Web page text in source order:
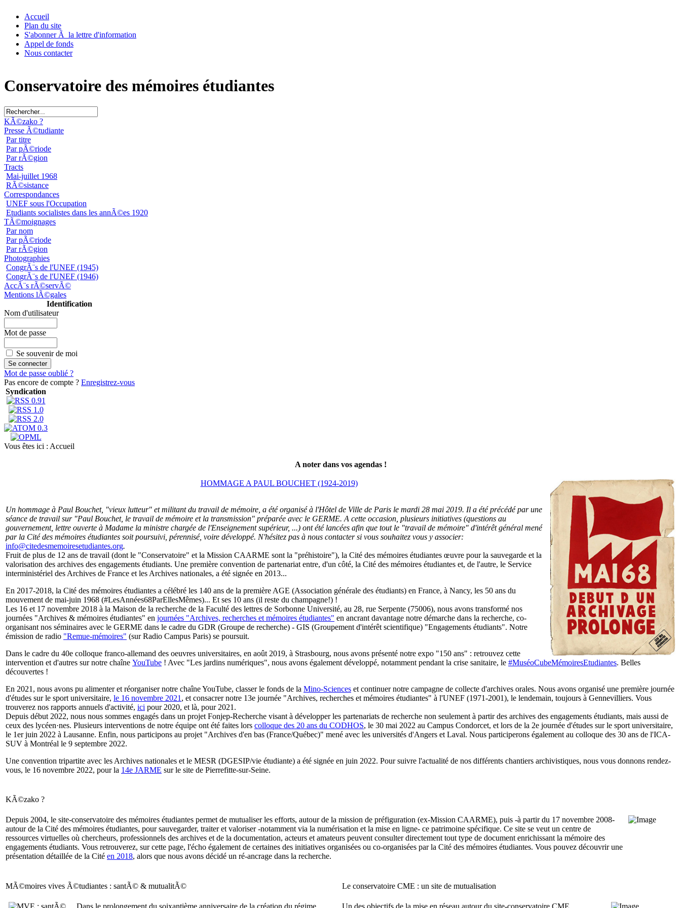
Accueil
Plan du site
S'abonner Ã la lettre d'information
Appel de fonds
Nous contacter
Conservatoire des mémoires étudiantes
KÃ©zako ?
Presse Ã©tudiante
Par titre
Par pÃ©riode
Par rÃ©gion
Tracts
Mai-juillet 1968
RÃ©sistance
Correspondances
UNEF sous l'Occupation
Etudiants socialistes dans les annÃ©es 1920
TÃ©moignages
Par nom
Par pÃ©riode
Par rÃ©gion
Photographies
CongrÃ¨s de l'UNEF (1945)
CongrÃ¨s de l'UNEF (1946)
AccÃ¨s rÃ©servÃ©
Mentions lÃ©gales
Identification
Nom d'utilisateur
Mot de passe
Se souvenir de moi
Mot de passe oublié ?
Pas encore de compte ? Enregistrez-vous
Syndication
Vous êtes ici : Accueil
A noter dans vos agendas !
HOMMAGE A PAUL BOUCHET (1924-2019)
Un hommage à Paul Bouchet, "vieux lutteur" et militant du travail de mémoire, a été organisé à l'Hôtel de Ville de Paris le mardi 28 mai 2019. Il a été précédé par une
séance de travail sur "Paul Bouchet, le travail de mémoire et la transmission" préparée avec le GERME. A cette occasion, plusieurs initiatives (questions au
gouvernement, lettre ouverte à Madame la ministre chargée de l'Enseignement supérieur, ...) ont été lancées afin que tout le "travail de mémoire" d'intérêt général mené
par la Cité des mémoires étudiantes soit poursuivi, pérennisé, voire développé. N'hésitez pas à nous contacter si vous souhaitez vous y associer:
info@citedesmemoiresetudiantes.org.
Fruit de plus de 12 ans de travail (dont le "Conservatoire" et la Mission CAARME sont la "préhistoire"), la Cité des mémoires étudiantes œuvre pour la sauvegarde et la
valorisation des archives des engagements étudiants. Une première convention de partenariat entre, d'un côté, la Cité des mémoires étudiantes et, de l'autre, le Service
interministériel des Archives de France et les Archives nationales, a été signée en 2013...
En 2017-2018, la Cité des mémoires étudiantes a célébré les 140 ans de la première AGE (Association générale des étudiants) en France, à Nancy, les 50 ans du
mouvement de mai-juin 1968 (#LesAnnées68ParEllesMêmes)... Et ses 10 ans (il reste du champagne!) !
Les 16 et 17 novembre 2018 à la Maison de la recherche de la Faculté des lettres de Sorbonne Université, au 28, rue Serpente (75006), nous avons transformé nos
journées "Archives & mémoires étudiantes" en journées "Archives, recherches et mémoires étudiantes" en ancrant davantage notre démarche dans la recherche, co-
organisant nos séminaires avec le GERME dans le cadre du GDR (Groupe de recherche) - GIS (Groupement d'intérêt scientifique) "Engagements étudiants". Notre
émission de radio "Remue-mémoires" (sur Radio Campus Paris) se poursuit.
Dans le cadre du 40e colloque franco-allemand des oeuvres universitaires, en août 2019, à Strasbourg, nous avons présenté notre expo "150 ans" : retrouvez cette
intervention et d'autres sur notre chaîne YouTube ! Avec "Les jardins numériques", nous avons également développé, notamment pendant la crise sanitaire, le #MuséoCubeMémoiresEtudiantes. Belles
découvertes !
En 2021, nous avons pu alimenter et réorganiser notre chaîne YouTube, classer le fonds de la Mino-Sciences et continuer notre campagne de collecte d'archives orales. Nous avons organisé une première journée
d'études sur le sport universitaire, le 16 novembre 2021 , et consacrer notre 13e journée "Archives, recherches et mémoires étudiantes" à l'UNEF (1971-2001), le lendemain, toujours à Gennevilliers. Vous
trouverez nos rapports annuels d'activité, ici pour 2020, et là, pour 2021.
Depuis début 2022, nous nous sommes engagés dans un projet Fonjep-Recherche visant à développer les partenariats de recherche non seulement à partir des archives des engagements étudiants, mais aussi de
ceux des lycéen·nes. Plusieurs interventions de notre équipe ont été faites lors colloque des 20 ans du CODHOS, le 30 mai 2022 au Campus Condorcet, et lors de la 2e journée d'études sur le sport universitaire,
le 1er juin 2022 à Lausanne. Enfin, nous participons au projet "Archives d'en bas (France/Québec)" mené avec les universités d'Angers et Laval. Nous participerons également au colloque des 30 ans de l'ICA-
SUV à Montréal le 9 septembre 2022.
Une convention tripartite avec les Archives nationales et le MESR (DGESIP/vie étudiante) a été signée en juin 2022. Pour suivre l'actualité de nos différents chantiers archivistiques, nous vous donnons rendez-
vous, le 16 novembre 2022, pour la 14e JARME sur le site de Pierrefitte-sur-Seine.
KÃ©zako ?
Depuis 2004, le site-conservatoire des mémoires étudiantes permet de mutualiser les efforts, autour de la mission de préfiguration (ex-Mission CAARME), puis -à partir du 17 novembre 2008-
autour de la Cité des mémoires étudiantes, pour sauvegarder, traiter et valoriser -notamment via la numérisation et la mise en ligne- ce patrimoine spécifique. Ce site se veut un centre de
ressources virtuelles où chercheurs, professionnels des archives et de la documentation, acteurs et amateurs peuvent consulter directement tout type de document enrichissant la mémoire des
engagements étudiants. Vous retrouverez, sur cette page, l'écho également de certaines des initiatives organisées ou co-organisées par la Cité des mémoires étudiantes. Vous pouvez découvrir une
présentation détaillée de la Cité en 2018, alors que nous avons décidé un ré-ancrage dans la recherche.
MÃ©moires vives Ã©tudiantes : santÃ© & mutualitÃ©
Dans le prolongement du soixantième anniversaire de la création du régime
Le conservatoire CME : un site de mutualisation
Un des objectifs de la mise en réseau autour du site-conservatoire CME